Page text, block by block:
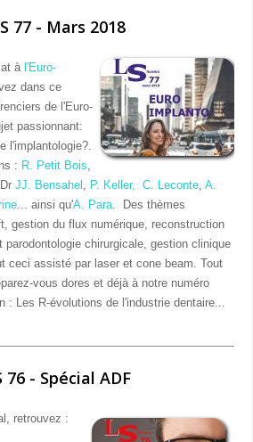
77 - Mars 2018
à l'Euro-
dans ce
de l'Euro-
passionnant:
l'implantologie?.
: R. Petit Bois
, Dr JJ. Bensahel P. Keller, C. Leconte A.
... ainsi qu'A. Para . Des thèmes
gestion du flux numérique, reconstruction
parodontologie chirurgicale, gestion clinique
ceci assisté par laser et cone beam. Tout
vous dores et déjà à notre numéro
: Les R-évolutions de l'industrie dentaire...
76 - Spécial ADF
retrouvez :